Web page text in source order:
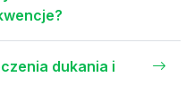
dukania i